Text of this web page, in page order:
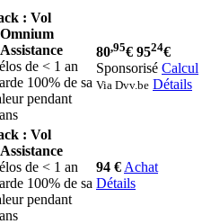
: Vol
de < 1 an
100% de sa
pendant
80,95€ 9524€
Sponsorisé Calcul
Via Dvv.be Détails
: Vol
de < 1 an
100% de sa
pendant
94 € Achat
Détails